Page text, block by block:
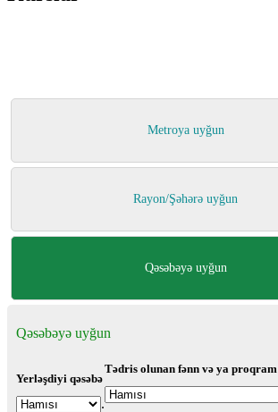
Metroya uyğun
Rayon/Şəhərə uyğun
Qəsəbəyə uyğun
Qəsəbəyə uyğun
Yerləşdiyi qəsəbə
.
Tədris olunan fənn və ya proqram